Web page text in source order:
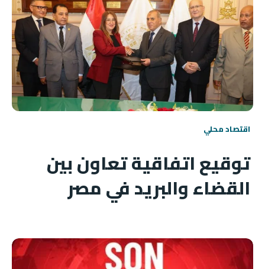
اقتصاد محلي
توقيع اتفاقية تعاون بين
القضاء والبريد في مصر